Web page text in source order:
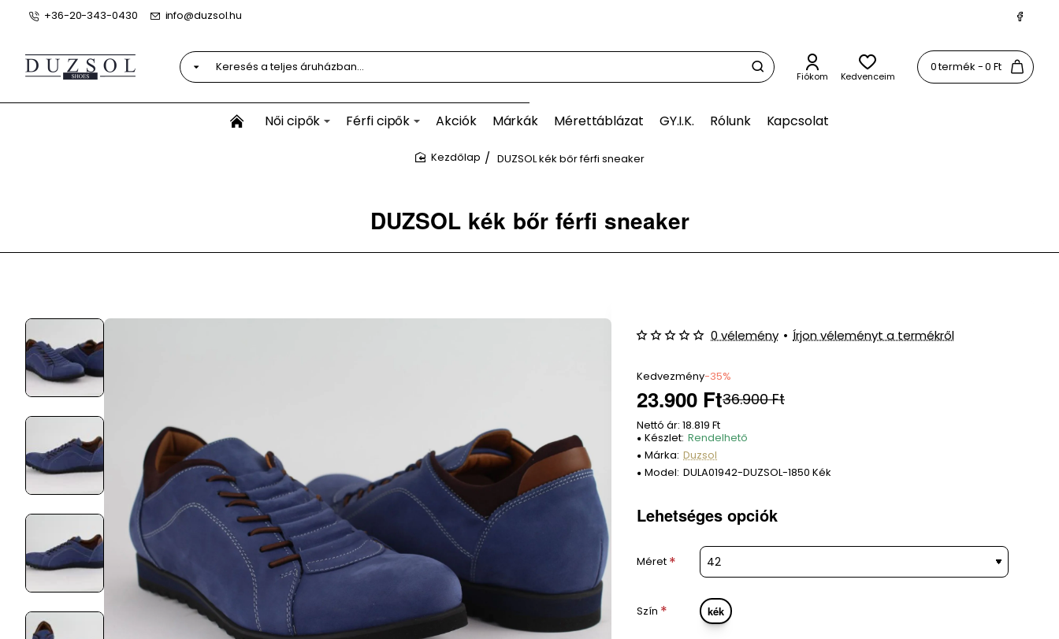
+36-20-343-0430 info@duzsol.hu
Keresés
a
Fiókom Kedvenceim
0 termék - 0 Ft
Női cipők Férfi cipők Akciók Márkák Mérettáblázat GY.I.K. Rólunk Kapcsolat
DUZSOL kék bőr férfi sneaker
DUZSOL kék bőr férfi sneaker
0 vélemény • Írjon véleményt a termékről
Kedvezmény-35%
23.900 Ft36.900 Ft
Nettó ár: 18.819 Ft
Készlet: Rendelhető
Márka: Duzsol
Model: DULA01942-DUZSOL-1850 Kék
Lehetséges opciók
Méret
Szín kék